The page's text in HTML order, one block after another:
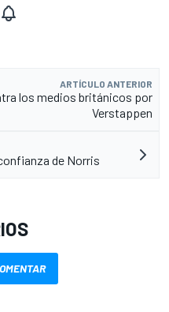
ARTÍCULO ANTERIOR
los medios británicos por
Verstappen
de Norris